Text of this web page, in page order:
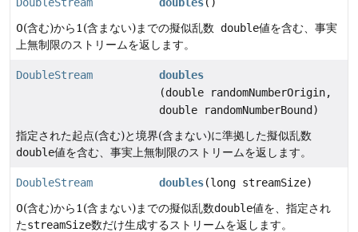
0(含む)から1(含まない)までの擬似乱数 double値を含む、事実
上無制限のストリームを返します。
DoubleStream
doubles
(double randomNumberOrigin,
double randomNumberBound)
指定された起点(含む)と境界(含まない)に準拠した擬似乱数
double値を含む、事実上無制限のストリームを返します。
DoubleStream doubles(long streamSize)
0(含む)から1(含まない)までの擬似乱数double値を、指定され
たstreamSize数だけ生成するストリームを返します。